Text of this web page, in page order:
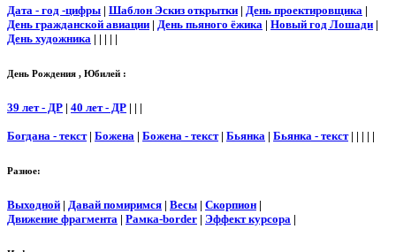
Дата - год -цифры | Шаблон Эскиз открытки | День проектировщика |
День гражданской авиации | День пьяного ёжика | Новый год Лошади |
День художника | | | | |
День Рождения , Юбилей :
39 лет - ДР | 40 лет - ДР | | |
Богдана - текст| Божена | Божена - текст| Бьянка | Бьянка - текст| | | | |
Разное:
Выходной | Давай помиримся | Весы | Скорпион |
Движение фрагмента | Рамка-border | Эффект курсора |